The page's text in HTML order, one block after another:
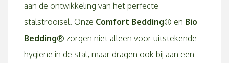
aan de ontwikkeling van het perfecte
stalstrooisel. Onze Comfort Bedding® en Bio
Bedding® zorgen niet alleen voor uitstekende
hygiëne in de stal, maar dragen ook bij aan een